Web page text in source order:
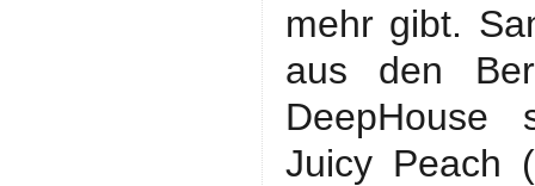
mehr gibt.
aus den
DeepHouse
Juicy Peach